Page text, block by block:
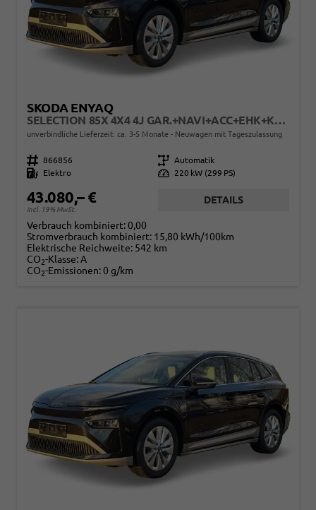
SKODA ENYAQ
SELECTION 85X 4X4 4J GAR.+NAVI+ACC+EHK+KAMERA+SHZ+19" ALU+KESSY+LED+KLIMA
unverbindliche Lieferzeit: ca. 3-5 Monate Neuwagen mit Tageszulassung
Fahrzeugnr. 866856 Getriebe Automatik
Kraftstoff
Elektro Leistung 220 kW (299 PS)
43.080,– €
incl. 19% MwSt.
DETAILS
Verbrauch kombiniert:0,00
Stromverbrauch kombiniert: 15,80 kWh/100km
Elektrische Reichweite: 542 km
CO2-Klasse:A
CO2-Emissionen:0 g/km